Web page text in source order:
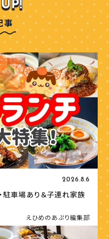
事
2026.8.6
駐車場あり＆子連れ家族
えひめのあぷり編集部